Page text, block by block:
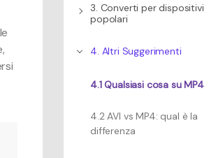
3. Converti per dispositivi
popolari
4. Altri Suggerimenti
4.1 Qualsiasi cosa su MP4
4.2 AVI vs MP4: qual è la
differenza